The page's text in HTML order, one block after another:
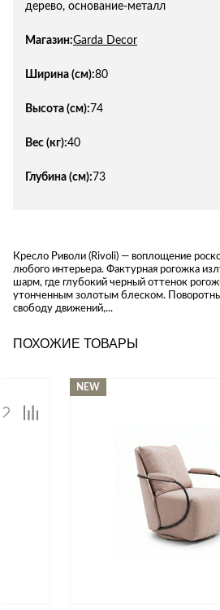
дерево, основание-металл
Магазин:Garda Decor
Ширина (см):80
Высота (см):74
Вес (кг):40
Глубина (см):73
Кресло Риволи (Rivoli) — воплощение
любого интерьера. Фактурная рогожка
шарм, где глубокий черный оттенок
утонченным золотым блеском.
свободу движений,...
ПОХОЖИЕ ТОВАРЫ
NEW